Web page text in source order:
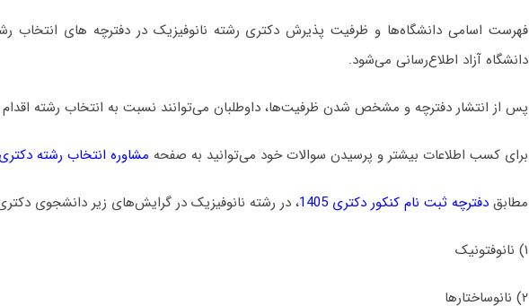
فهرست اسامی دانشگاه‌ها و ظرفیت پذیرش دکتری رشته ﻧﺎﻧﻮﻓﻴﺰیک در دفترچه های انتخاب
دانشگاه آزاد اطلاع‌رسانی می‌شود.
پس از انتشار دفترچه و مشخص شدن ظرفیت‌ها، داوطلبان می‌توانند نسبت به انتخاب رشته اقدام
برای کسب اطلاعات بیشتر و پرسیدن سوالات خود می‌توانید به صفحه مشاوره انتخاب رشته دکتری
مطابق دفترچه ثبت نام کنکور دکتری 1405 ، در رشته ﻧﺎﻧﻮﻓﻴﺰیک در گرایش‌های زیر دانشجوی
۱) ﻧﺎﻧﻮﻓﺘﻮنیک
۲) ﻧﺎﻧﻮﺳﺎﺧﺘﺎرﻫﺎ